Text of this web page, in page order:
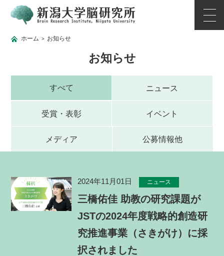
ホーム > お知らせ
お知らせ
すべて ニュース
受賞・表彰 イベント
メディア 公募情報他
2024年11月01日 ニュース
三橋佑佳 助教の研究課題が
JSTの2024年度戦略的創造研
究推進事業（さきがけ）に採
択されました